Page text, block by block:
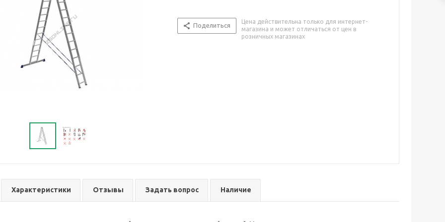
Поделиться
Цена действительна только для интернет-
магазина и может отличаться от цен в
розничных магазинах
Характеристики Отзывы Задать вопрос Наличие